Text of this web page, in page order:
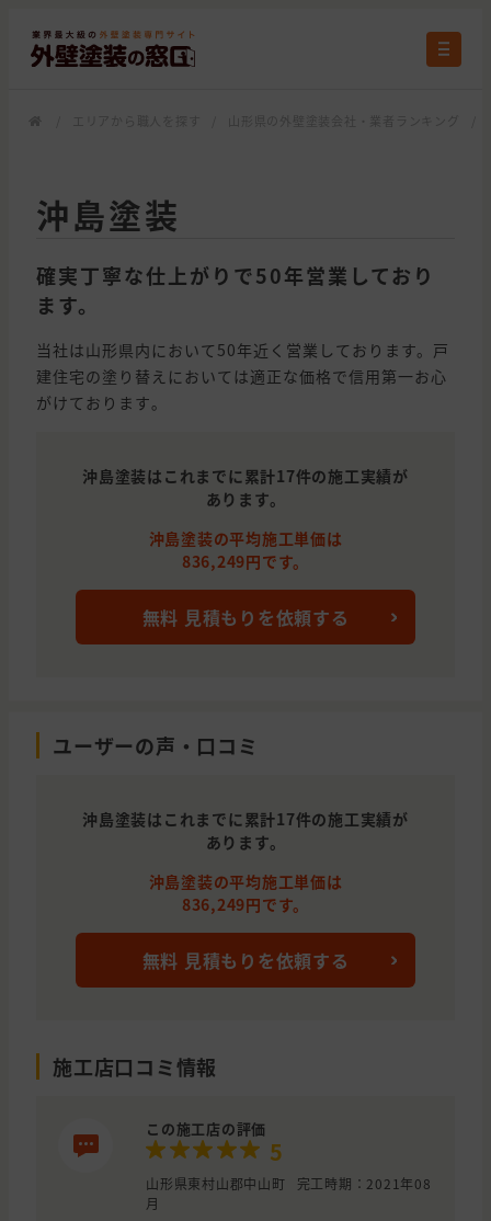
沖島塗装
確実丁寧な仕上がりで50年営業しており
ます。
当社は山形県内において50年近く営業しております。戸
建住宅の塗り替えにおいては適正な価格で信用第一お心
がけております｡
沖島塗装はこれまでに累計17件の施工実績が
あります。
沖島塗装の平均施工単価は
836,249円です。
無料 見積もりを依頼する
ユーザーの声・口コミ
沖島塗装はこれまでに累計17件の施工実績が
あります。
沖島塗装の平均施工単価は
836,249円です。
無料 見積もりを依頼する
施工店口コミ情報
この施工店の評価
5
山形県東村山郡中山町
完工時期：2021年08
月